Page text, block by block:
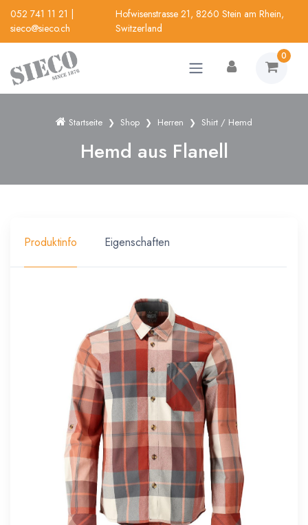
052 741 11 21
sieco@sieco.ch
Hofwisenstrasse 21, 8260 Stein am Rhein,
Switzerland
0
Startseite Shop Herren Shirt / Hemd
Hemd aus Flanell
Produktinfo Eigenschaften